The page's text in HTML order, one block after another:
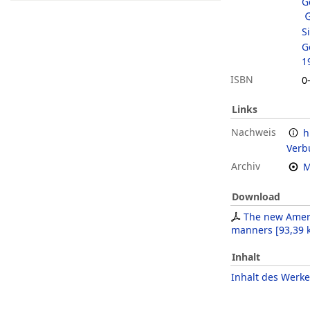
ISBN
Links
Nachweis
Archiv
Download
The new
manners [93,39
Inhalt
Inhalt des